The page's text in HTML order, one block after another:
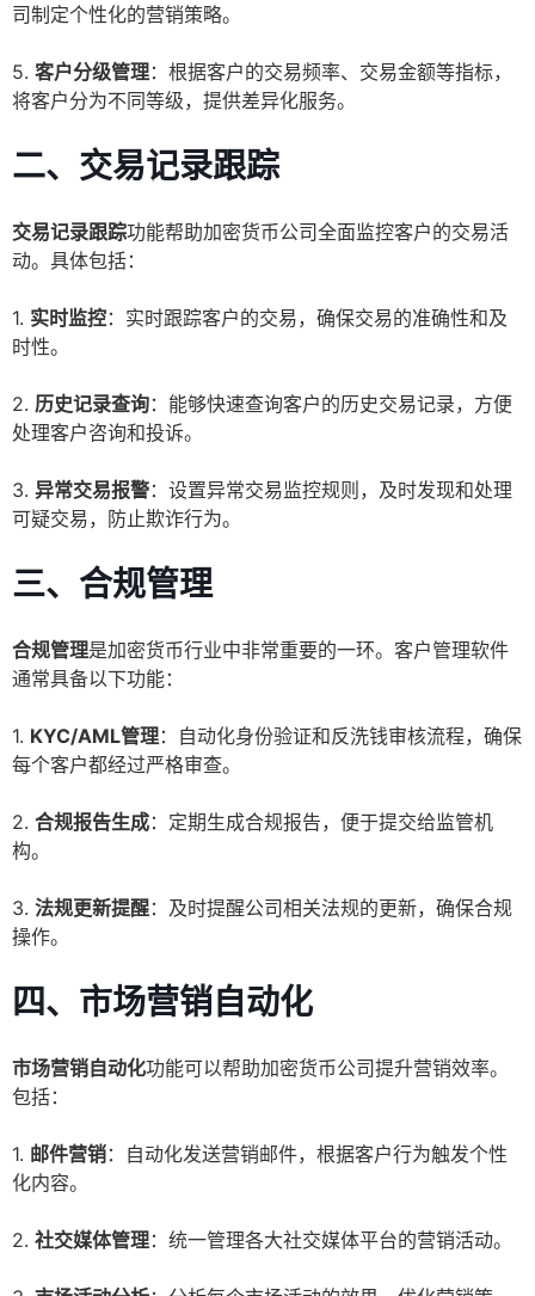
司制定个性化的营销策略。
5. 客户分级管理：根据客户的交易频率、交易金额等指标，
将客户分为不同等级，提供差异化服务。
二、交易记录跟踪
交易记录跟踪功能帮助加密货币公司全面监控客户的交易活
动。具体包括：
1. 实时监控：实时跟踪客户的交易，确保交易的准确性和及
时性。
2. 历史记录查询：能够快速查询客户的历史交易记录，方便
处理客户咨询和投诉。
3. 异常交易报警：设置异常交易监控规则，及时发现和处理
可疑交易，防止欺诈行为。
三、合规管理
合规管理是加密货币行业中非常重要的一环。客户管理软件
通常具备以下功能：
1. KYC/AML管理：自动化身份验证和反洗钱审核流程，确保
每个客户都经过严格审查。
2. 合规报告生成：定期生成合规报告，便于提交给监管机
构。
3. 法规更新提醒：及时提醒公司相关法规的更新，确保合规
操作。
四、市场营销自动化
市场营销自动化功能可以帮助加密货币公司提升营销效率。
包括：
1. 邮件营销：自动化发送营销邮件，根据客户行为触发个性
化内容。
2. 社交媒体管理：统一管理各大社交媒体平台的营销活动。